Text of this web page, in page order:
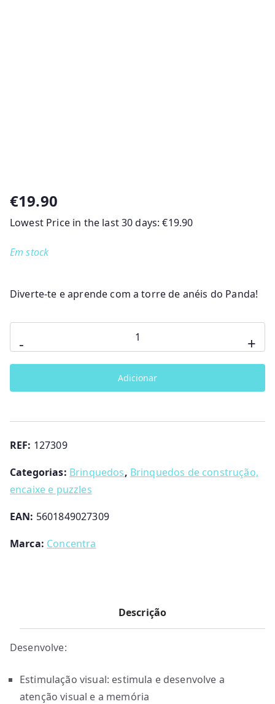
€19.90
Lowest Price in the last 30 days:€19.90
Diverte-te e aprende com a torre de anéis do Panda!
Em stock
-
de
Torre
Panda
+
Adicionar
REF: 127309
Categorias: Brinquedos, Brinquedos de construção,
encaixe e puzzles
EAN: 5601849027309
Marca: Concentra
Descrição
Desenvolve:
Estimulação visual: estimula e desenvolve a
atenção visual e a memória